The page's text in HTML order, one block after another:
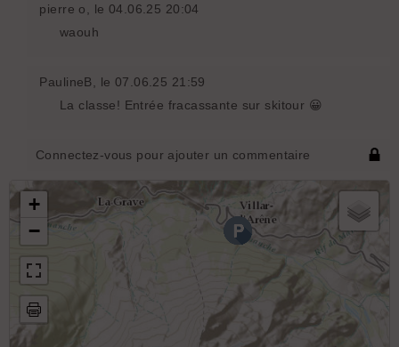
pierre o
, le 04.06.25 20:04
waouh
PaulineB , le 07.06.25 21:59
La classe! Entrée fracassante sur skitour 😀
Connectez-vous pour ajouter un commentaire
+
−